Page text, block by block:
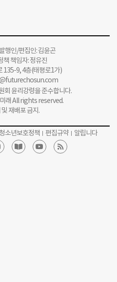
행인/편집인: 김윤곤
책 책임자: 정유진
135-9, 4층(태평로1가)
회 윤리강령을 준수합니다.
래 All rights reserved.
재배포 금지.
청소년보호정책 편집규약 알립니다